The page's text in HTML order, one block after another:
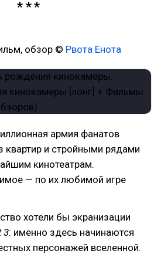
обзор © Рвота Енота
армия фанатов
и стройными рядами
кинотеатрам.
— по их любимой игре
хотели бы экранизации
3: именно здесь начинаются
персонажей вселенной.